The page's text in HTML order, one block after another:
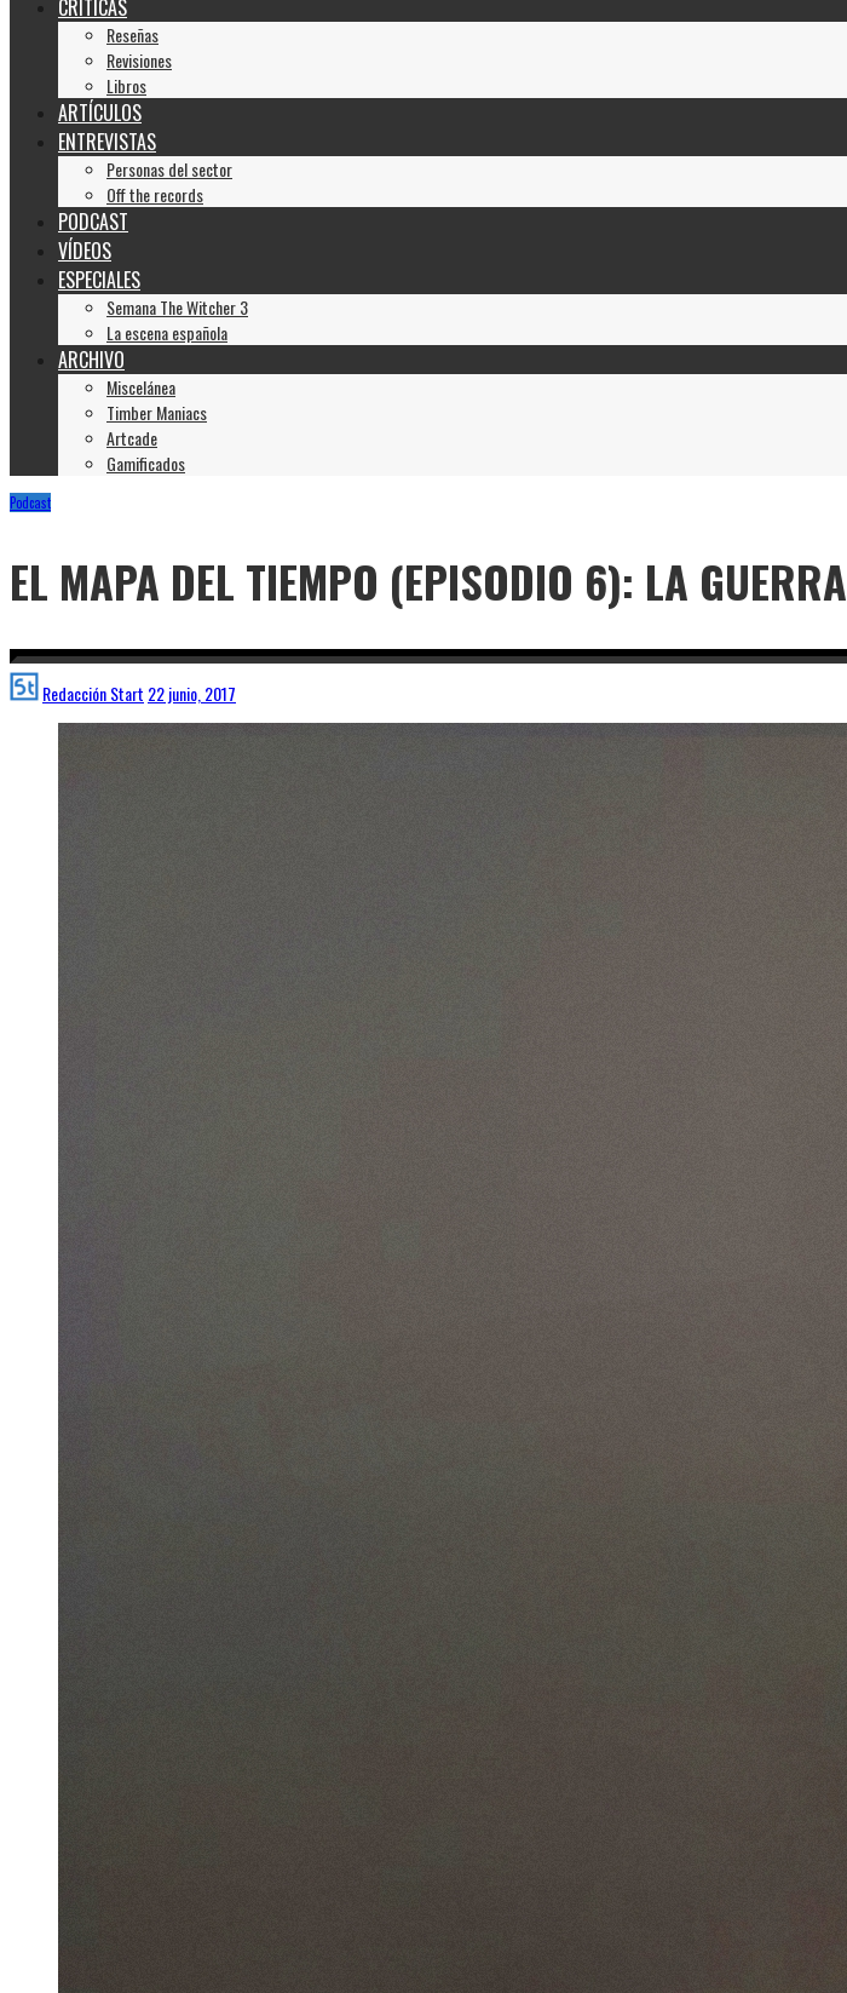
CRÍTICAS
Reseñas
Revisiones
Libros
ARTÍCULOS
ENTREVISTAS
Personas del sector
Off the records
PODCAST
VÍDEOS
ESPECIALES
Semana The Witcher 3
La escena española
ARCHIVO
Miscelánea
Timber Maniacs
Artcade
Gamificados
Podcast
EL MAPA DEL TIEMPO (EPISODIO 6): LA GUERRA
Redacción Start 22 junio, 2017